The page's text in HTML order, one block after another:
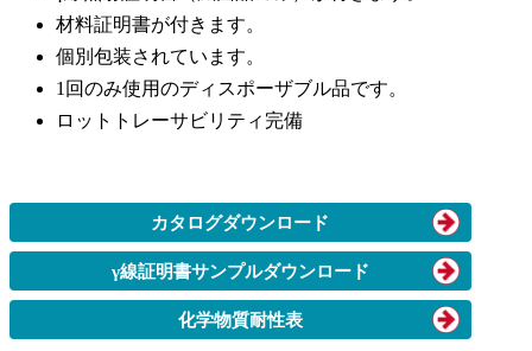
材料証明書が付きます。
個別包装されています。
1回のみ使用のディスポーザブル品です。
ロットトレーサビリティ完備
カタログダウンロード
γ線証明書サンプルダウンロード
化学物質耐性表